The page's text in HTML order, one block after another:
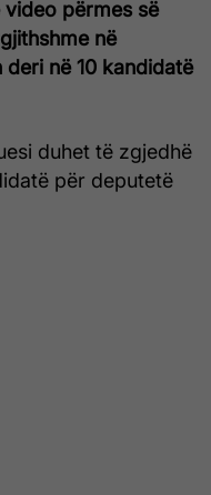
video përmes së
në
në 10 kandidatë
duhet të zgjedhë
për deputetë